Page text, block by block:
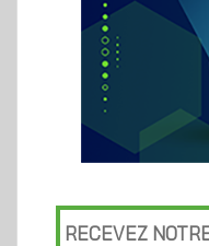
RECEVEZ